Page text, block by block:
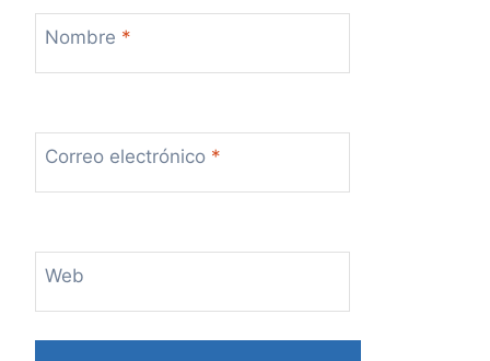
Nombre *
Correo electrónico *
Web